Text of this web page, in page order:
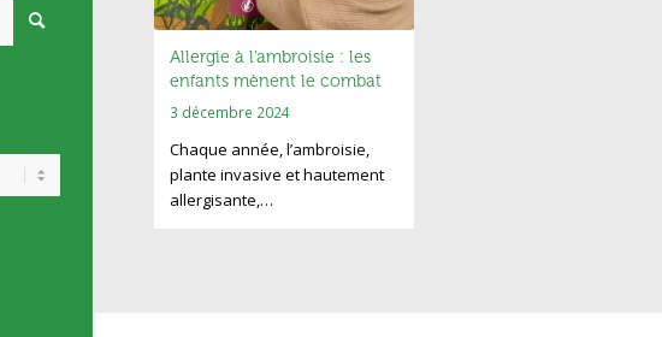
Allergie à l’ambroisie : les
enfants mènent le combat
3 décembre 2024
Chaque année, l’ambroisie,
plante invasive et hautement
allergisante,…